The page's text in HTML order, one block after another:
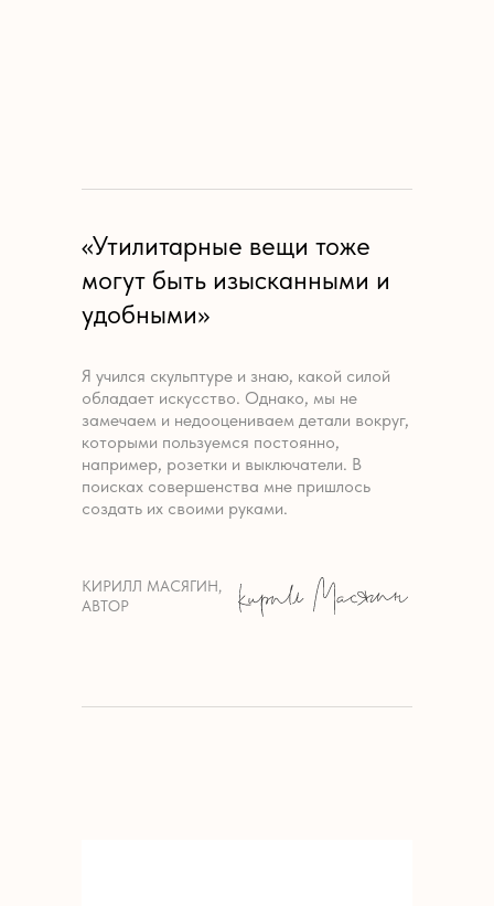
«Утилитарные вещи тоже
могут быть изысканными и
удобными»
Я учился скульптуре и знаю, какой силой
обладает искусство. Однако, мы не
замечаем и недооцениваем детали вокруг,
которыми пользуемся постоянно,
например, розетки и выключатели. В
поисках совершенства мне пришлось
создать их своими руками.
КИРИЛЛ МАСЯГИН,
АВТОР